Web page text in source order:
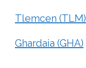
Tlemcen (TLM)
Ghardaia (GHA)